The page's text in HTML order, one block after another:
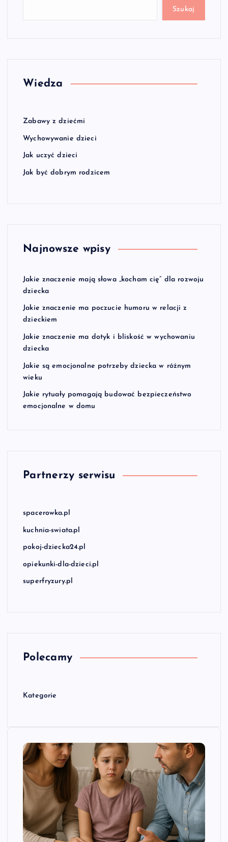
Szukaj
Wiedza
Zabawy z dziećmi
Wychowywanie dzieci
Jak uczyć dzieci
Jak być dobrym rodzicem
Najnowsze wpisy
Jakie znaczenie mają słowa „kocham cię” dla rozwoju
dziecka
Jakie znaczenie ma poczucie humoru w relacji z
dzieckiem
Jakie znaczenie ma dotyk i bliskość w wychowaniu
dziecka
Jakie są emocjonalne potrzeby dziecka w różnym
wieku
Jakie rytuały pomagają budować bezpieczeństwo
emocjonalne w domu
Partnerzy serwisu
spacerowka.pl
kuchnia-swiata.pl
pokoj-dziecka24.pl
opiekunki-dla-dzieci.pl
superfryzury.pl
Polecamy
Kategorie